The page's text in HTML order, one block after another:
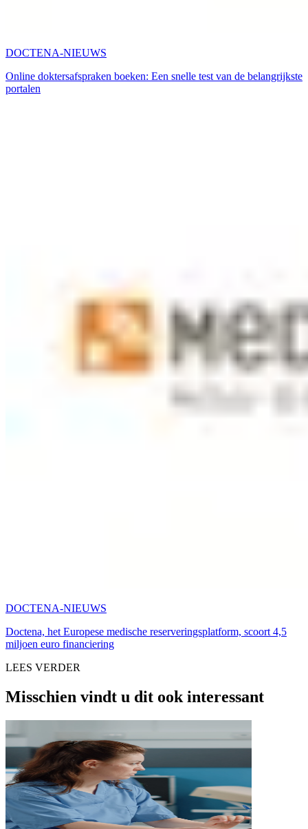
DOCTENA-NIEUWS
Online doktersafspraken boeken: Een snelle test van de belangrijkste
portalen
DOCTENA-NIEUWS
Doctena, het Europese medische reserveringsplatform, scoort 4,5
miljoen euro financiering
LEES VERDER
Misschien vindt u dit ook interessant